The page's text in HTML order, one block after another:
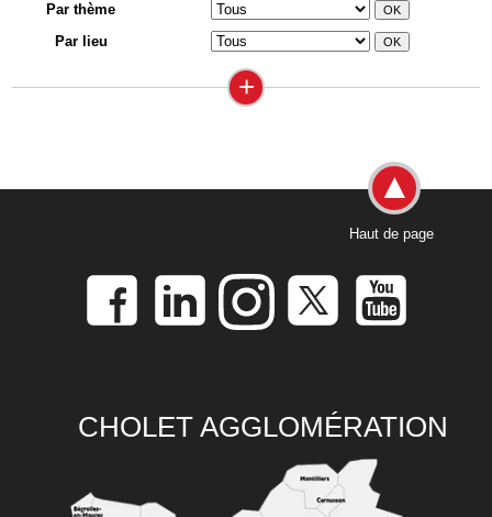
Par thème
Par lieu
+
Haut de page
CHOLET AGGLOMÉRATION